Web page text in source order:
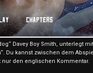
Davey Boy Smith, unterlegt
Du kannst zwischen dem
nur den englischen Kommentar.